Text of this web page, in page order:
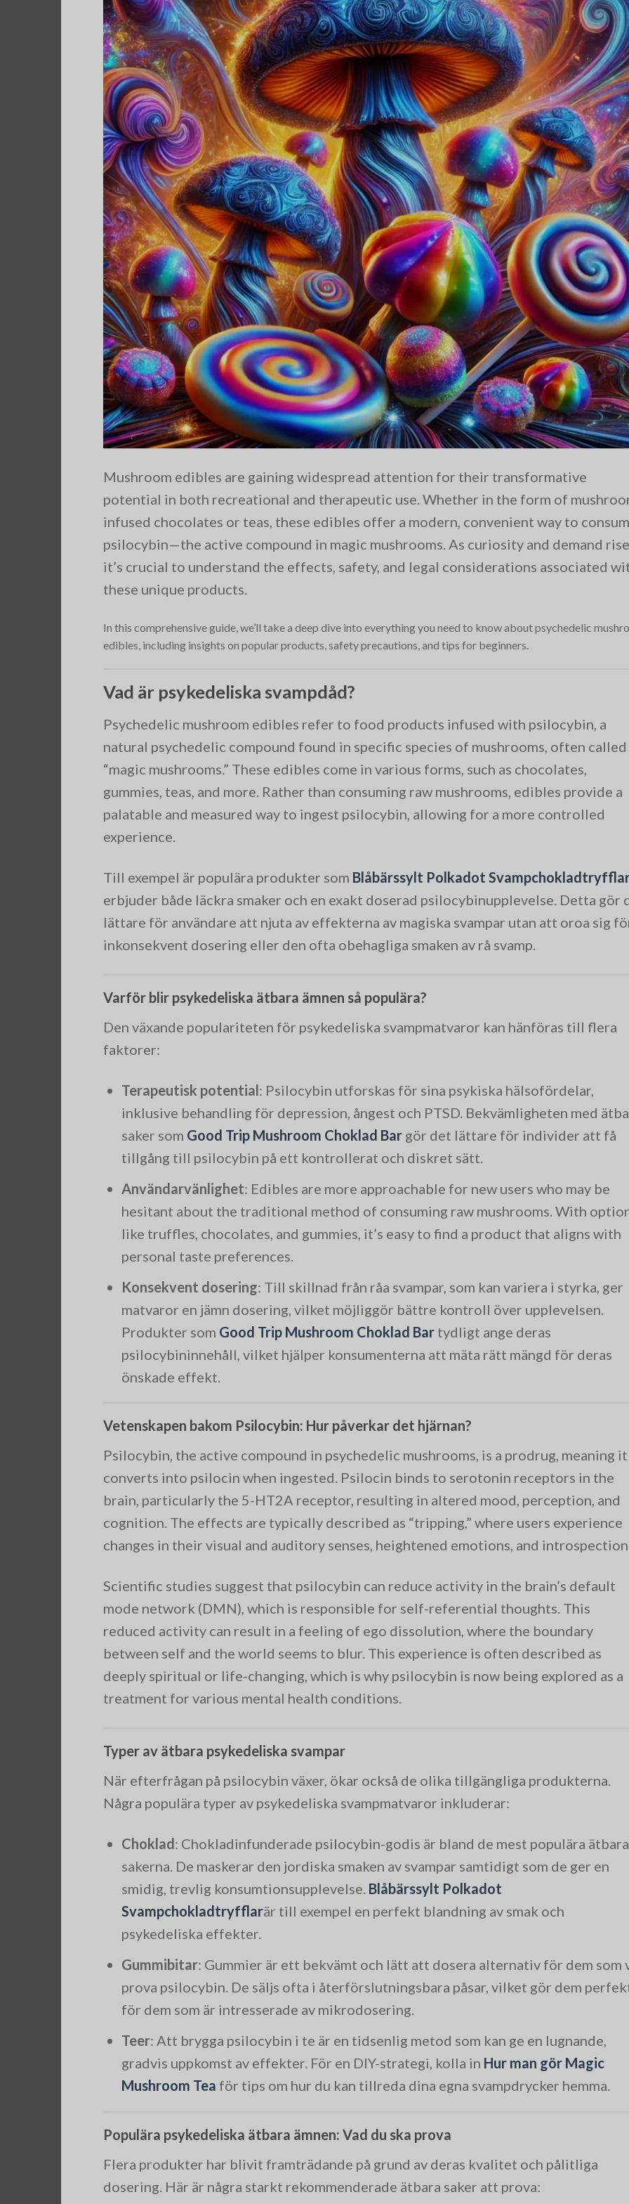
Mushroom edibles are gaining widespread attention for their transformative
potential in both recreational and therapeutic use. Whether in the form of
infused chocolates or teas, these edibles offer a modern, convenient way to
psilocybin—the active compound in magic mushrooms. As curiosity and demand
it’s crucial to understand the effects, safety, and legal considerations associated
these unique products.
In this comprehensive guide, we’ll take a deep dive into everything you need to know about psychedelic
edibles, including insights on popular products, safety precautions, and tips for beginners.
Vad är psykedeliska svampdåd?
Psychedelic mushroom edibles refer to food products infused with psilocybin, a
natural psychedelic compound found in specific species of mushrooms, often called
“magic mushrooms.” These edibles come in various forms, such as chocolates,
gummies, teas, and more. Rather than consuming raw mushrooms, edibles provide a
palatable and measured way to ingest psilocybin, allowing for a more controlled
experience.
Till exempel är populära produkter som Blåbärssylt Polkadot
erbjuder både läckra smaker och en exakt doserad psilocybinupplevelse. Detta gör
lättare för användare att njuta av effekterna av magiska svampar utan att oroa sig
inkonsekvent dosering eller den ofta obehagliga smaken av rå svamp.
Varför blir psykedeliska ätbara ämnen så populära?
Den växande populariteten för psykedeliska svampmatvaror kan hänföras till flera
faktorer:
Terapeutisk potential: Psilocybin utforskas för sina psykiska hälsofördelar,
inklusive behandling för depression, ångest och PTSD. Bekvämligheten med
saker som Good Trip Mushroom Choklad Bar gör det lättare för individer att få
tillgång till psilocybin på ett kontrollerat och diskret sätt.
Användarvänlighet: Edibles are more approachable for new users who may be
hesitant about the traditional method of consuming raw mushrooms. With
like truffles, chocolates, and gummies, it’s easy to find a product that aligns with
personal taste preferences.
Konsekvent dosering: Till skillnad från råa svampar, som kan variera i styrka, ger
matvaror en jämn dosering, vilket möjliggör bättre kontroll över upplevelsen.
Produkter som Good Trip Mushroom Choklad Bar tydligt ange deras
psilocybininnehåll, vilket hjälper konsumenterna att mäta rätt mängd för deras
önskade effekt.
Vetenskapen bakom Psilocybin: Hur påverkar det hjärnan?
Psilocybin, the active compound in psychedelic mushrooms, is a prodrug, meaning it
converts into psilocin when ingested. Psilocin binds to serotonin receptors in the
brain, particularly the 5-HT2A receptor, resulting in altered mood, perception, and
cognition. The effects are typically described as “tripping,” where users experience
changes in their visual and auditory senses, heightened emotions, and
Scientific studies suggest that psilocybin can reduce activity in the brain’s default
mode network (DMN), which is responsible for self-referential thoughts. This
reduced activity can result in a feeling of ego dissolution, where the boundary
between self and the world seems to blur. This experience is often described as
deeply spiritual or life-changing, which is why psilocybin is now being explored as a
treatment for various mental health conditions.
Typer av ätbara psykedeliska svampar
När efterfrågan på psilocybin växer, ökar också de olika tillgängliga produkterna.
Några populära typer av psykedeliska svampmatvaror inkluderar:
Choklad : Chokladinfunderade psilocybin-godis är bland de mest populära ätbara
sakerna. De maskerar den jordiska smaken av svampar samtidigt som de ger en
smidig, trevlig konsumtionsupplevelse. Blåbärssylt Polkadot
Svampchokladtryfflarär till exempel en perfekt blandning av smak och
psykedeliska effekter.
Gummibitar: Gummier är ett bekvämt och lätt att dosera alternativ för dem som
prova psilocybin. De säljs ofta i återförslutningsbara påsar, vilket gör dem
för dem som är intresserade av mikrodosering.
Teer: Att brygga psilocybin i te är en tidsenlig metod som kan ge en lugnande,
gradvis uppkomst av effekter. För en DIY-strategi, kolla in Hur man gör Magic
Mushroom Tea för tips om hur du kan tillreda dina egna svampdrycker hemma.
Populära psykedeliska ätbara ämnen: Vad du ska prova
Flera produkter har blivit framträdande på grund av deras kvalitet och pålitliga
dosering. Här är några starkt rekommenderade ätbara saker att prova: